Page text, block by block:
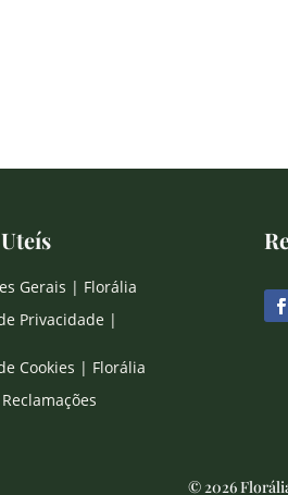
Gerais | Florália
Privacidade |
Cookies | Florália
© 2026